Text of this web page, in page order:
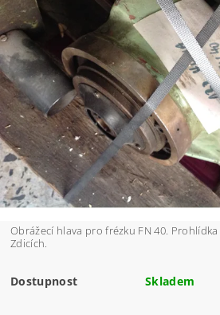
Obrážecí hlava pro frézku FN 40.
Zdicích.
Dostupnost Skladem